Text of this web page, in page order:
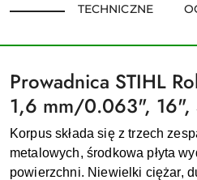
TECHNICZNE
Prowadnica STIHL
1,6 mm/0.063", 16",
Korpus składa się z trzech
metalowych, środkowa płyta
powierzchni. Niewielki ciężar,